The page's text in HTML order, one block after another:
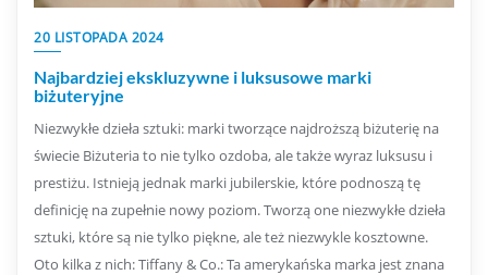
20 LISTOPADA 2024
Najbardziej ekskluzywne i luksusowe marki
biżuteryjne
Niezwykłe dzieła sztuki: marki tworzące najdroższą biżuterię na
świecie Biżuteria to nie tylko ozdoba, ale także wyraz luksusu i
prestiżu. Istnieją jednak marki jubilerskie, które podnoszą tę
definicję na zupełnie nowy poziom. Tworzą one niezwykłe dzieła
sztuki, które są nie tylko piękne, ale też niezwykle kosztowne.
Oto kilka z nich: Tiffany & Co.: Ta amerykańska marka jest znana